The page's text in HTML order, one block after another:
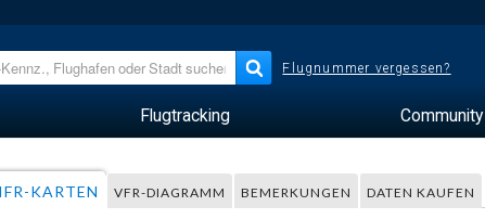
Flugnummer vergessen?
Flugtracking Community
IFR-KARTEN VFR-DIAGRAMM BEMERKUNGEN DATEN KAUFEN